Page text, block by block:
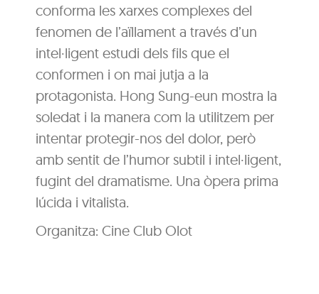
conforma les xarxes complexes del
fenomen de l’aïllament a través d’un
intel·ligent estudi dels fils que el
conformen i on mai jutja a la
protagonista. Hong Sung-eun mostra la
soledat i la manera com la utilitzem per
intentar protegir-nos del dolor, però
amb sentit de l’humor subtil i intel·ligent,
fugint del dramatisme. Una òpera prima
lúcida i vitalista.
Organitza: Cine Club Olot